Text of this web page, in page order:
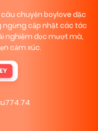
câu chuyện boylove đặc
ngừng cập nhật các tác
nghiệm đọc mượt mà,
cảm xúc.